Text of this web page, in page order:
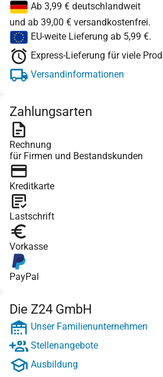
Ab 3,99 € deutschlandweit
und ab 39,00 € versandkostenfrei.
EU-weite Lieferung ab 5,99 €.
Express-Lieferung für viele
Versandinformationen
Zahlungsarten
Rechnung
für Firmen und Bestandskunden
Kreditkarte
Lastschrift
Vorkasse
PayPal
Die Z24 GmbH
Unser Familienunternehmen
Stellenangebote
Ausbildung